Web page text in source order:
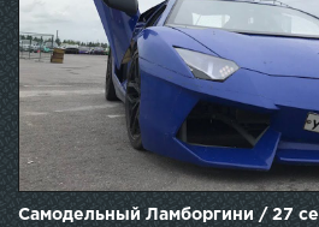
Самодельный Ламборгини / 27